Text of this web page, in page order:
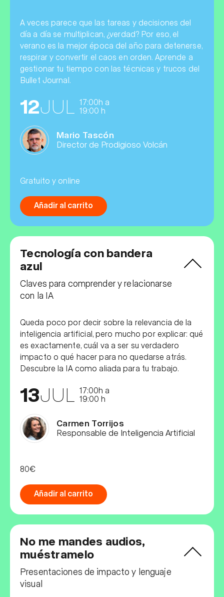
A veces parece que las tareas y decisiones del
día a día se multiplican, ¿verdad? Por eso, el
verano es la mejor época del año para detenerse,
respirar y convertir el caos en orden. Aprende a
gestionar tu tiempo con las técnicas y trucos del
Bullet Journal.
12JUL
17:00h a
19:00 h
Mario Tascón
Director de Prodigioso Volcán
Gratuito y online
Añadir al carrito
Tecnología con bandera
azul
Claves para comprender y relacionarse
con la IA
Queda poco por decir sobre la relevancia de la
inteligencia artificial, pero mucho por explicar: qué
es exactamente, cuál va a ser su verdadero
impacto o qué hacer para no quedarse atrás.
Descubre la IA como aliada para tu trabajo.
13JUL
17:00h a
19:00 h
Carmen Torrijos
Responsable de Inteligencia Artificial
80€
Añadir al carrito
No me mandes audios,
muéstramelo
Presentaciones de impacto y lenguaje
visual